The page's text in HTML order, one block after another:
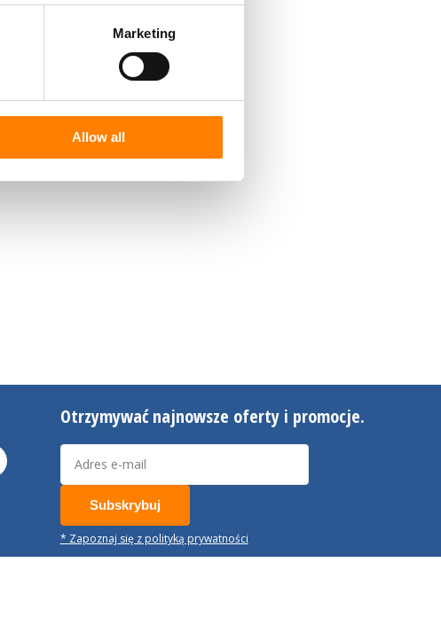
Marketing
Allow all
Otrzymywać najnowsze oferty i promocje.
Subskrybuj
* Zapoznaj się z polityką prywatności